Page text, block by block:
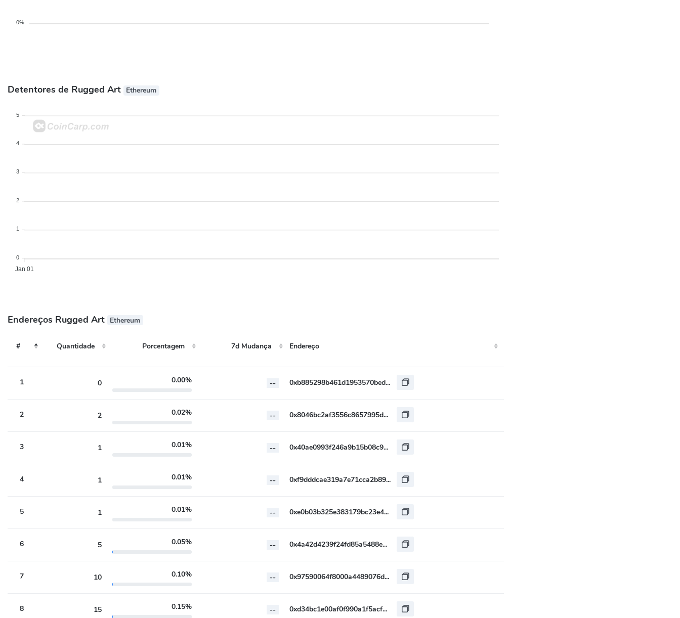
0%
Detentores de Rugged Art Ethereum
Jan 01
5
4
3
2
1
0
Endereços Rugged Art Ethereum
# Quantidade Porcentagem 7d Mudança
Endereço
1
0 0.00% -- 0xb885298b461d1953570beda3df109728ab4d5a04
2 2 0.02% -- 0x8046bc2af3556c8657995d5c268195286925c67c
3 1 0.01% -- 0x40ae0993f246a9b15b08c9dd69a9d8a49a94c6a8
4 1 0.01% -- 0xf9dddcae319a7e71cca2b89abf041f97495cdca5
5 1 0.01% -- 0xe0b03b325e383179bc23e4e63892f1e0ee08c4a1
6 5 0.05% -- 0x4a42d4239f24fd85a5488ea7005e32a2a07f02d5
7 10 0.10% -- 0x97590064f8000a4489076d6c316e056570c63059
8 15 0.15% -- 0xd34bc1e00af0f990a1f5acf699445d0f6a864089